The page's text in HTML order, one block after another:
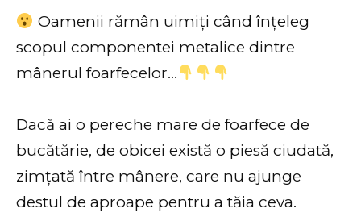
Oamenii rămân uimiți când înțeleg
scopul componentei metalice dintre
mânerul foarfecelor…
Dacă ai o pereche mare de foarfece de
bucătărie, de obicei există o piesă ciudată,
zimțată între mânere, care nu ajunge
destul de aproape pentru a tăia ceva.